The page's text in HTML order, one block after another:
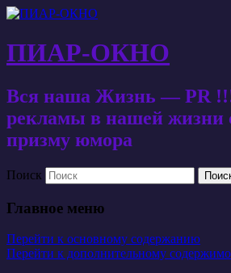
ПИАР-ОКНО
Вся наша Жизнь — PR
рекламы в нашей жизни
призму юмора
Поиск
Главное меню
Перейти к основному содержанию
Перейти к дополнительному